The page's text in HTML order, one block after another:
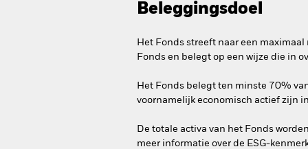
Beleggingsdoel
Het Fonds streeft naar een
Fonds en belegt op een wijze die in
Het Fonds belegt ten minste 70%
voornamelijk economisch actief zijn
De totale activa van het Fonds
meer informatie over de ESG-